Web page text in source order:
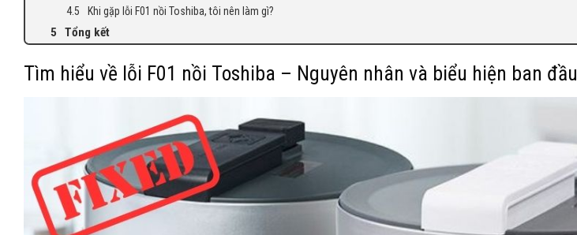
Khi gặp lỗi F01 nồi Toshiba, tôi nên làm gì?
Tổng kết
Tìm hiểu về lỗi F01 nồi Toshiba – Nguyên nhân và biểu hiện ban đầu